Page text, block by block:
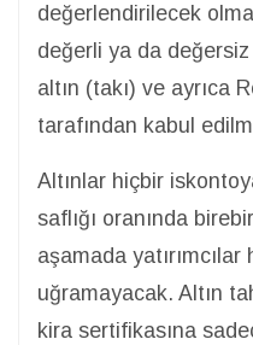
değerlendirilecek
değerli ya da
altın (takı) ve ayrıca
tarafından kabul
Altınlar hiçbir
saflığı oranında
aşamada
uğramayacak. Altın
kira sertifikasına